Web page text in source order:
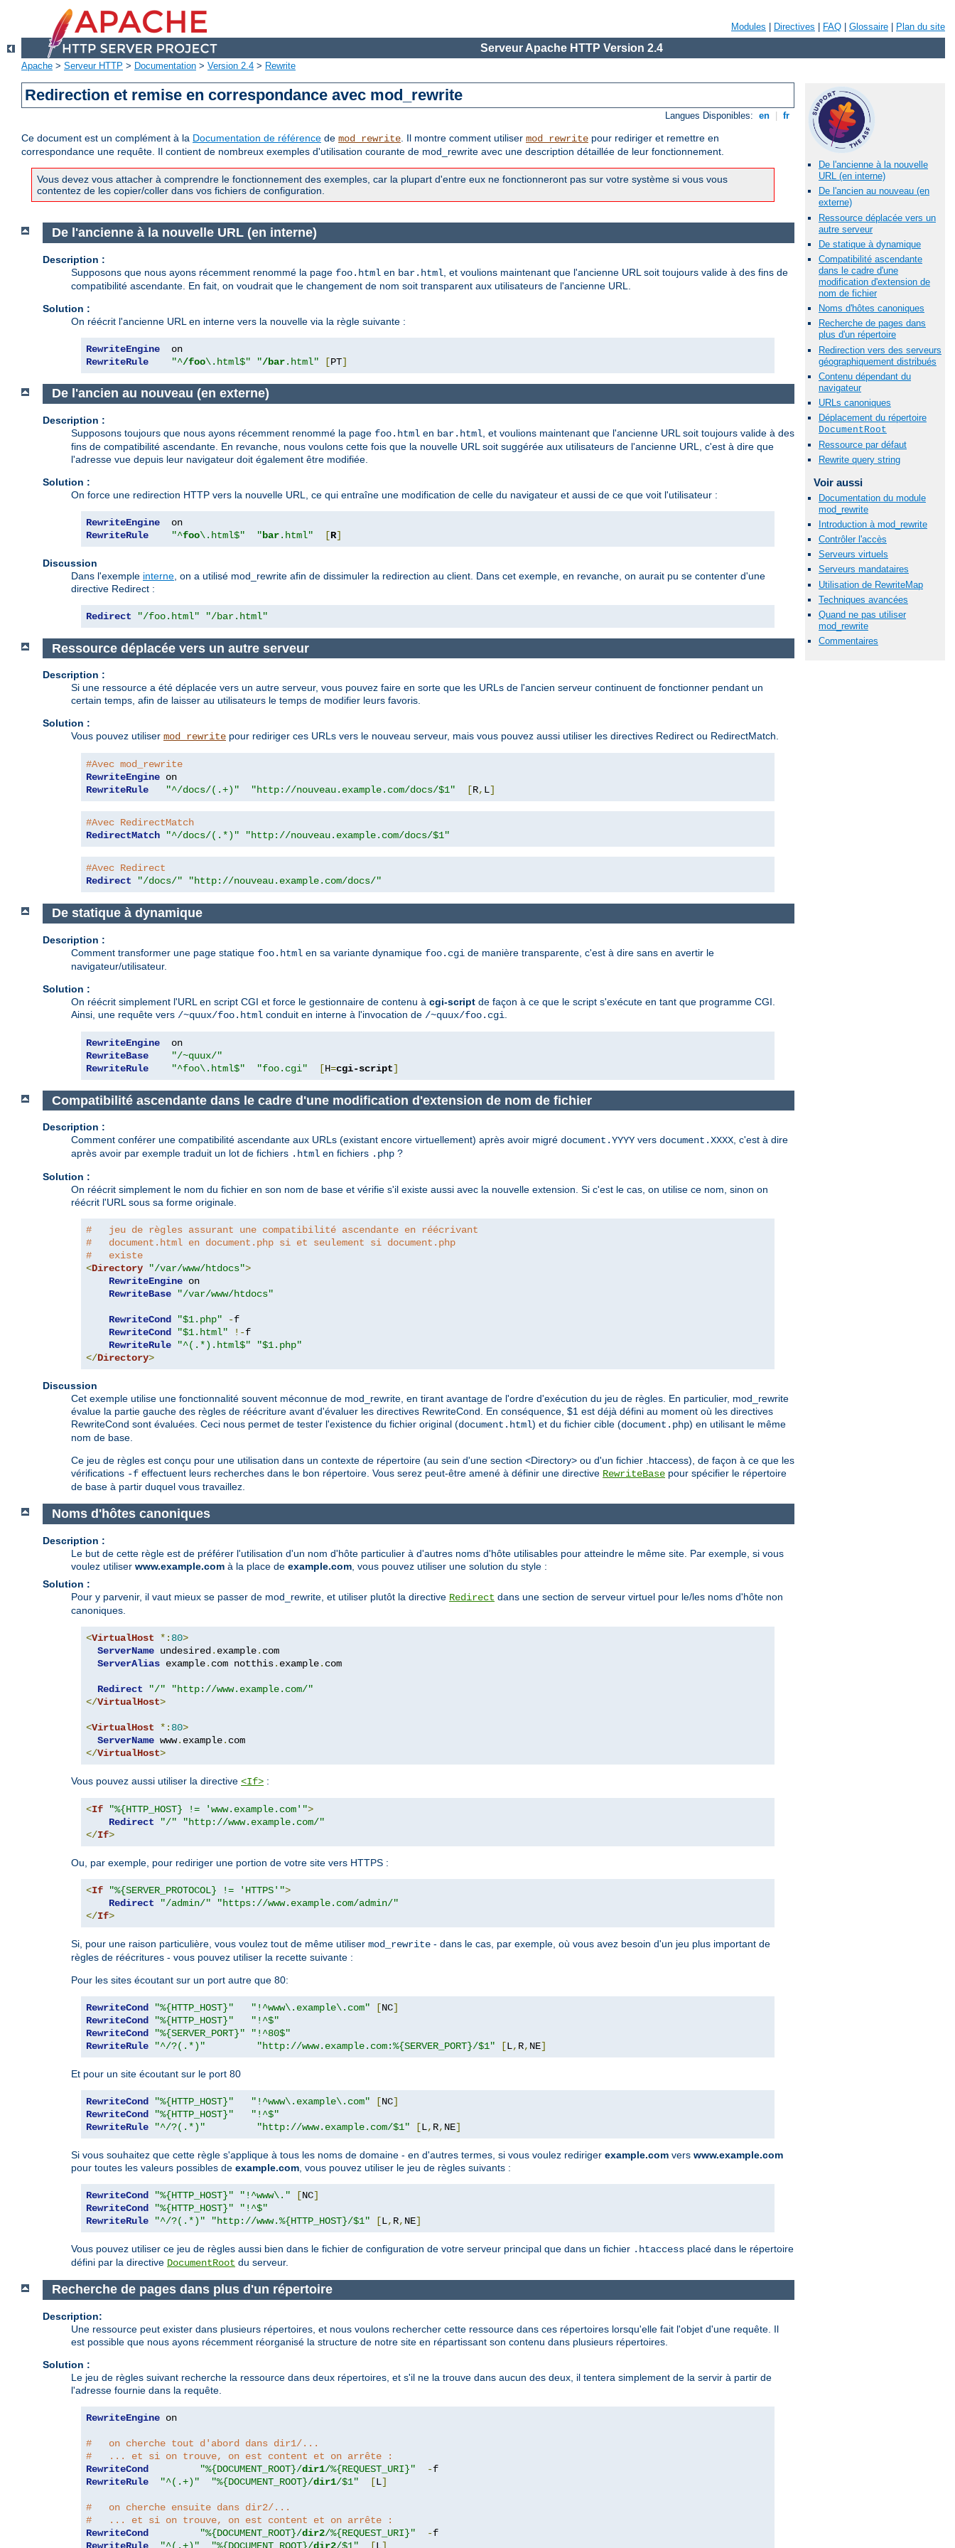
Modules Directives FAQ Glossaire Plan du site
Serveur Apache HTTP Version 2.4
Apache > Serveur HTTP > Documentation > Version 2.4 > Rewrite
Redirection et remise en correspondance avec mod_rewrite
Langues Disponibles: en fr
Ce document est un complément à la Documentation de référence de mod_rewrite. Il montre comment utiliser mod_rewrite pour rediriger et remettre en
correspondance une requête. Il contient de nombreux exemples d'utilisation courante de mod_rewrite avec une description détaillée de leur fonctionnement.
Vous devez vous attacher à comprendre le fonctionnement des exemples, car la plupart d'entre eux ne fonctionneront pas sur votre système si vous vous
contentez de les copier/coller dans vos fichiers de configuration.
De l'ancienne à la nouvelle
URL (en interne)
De l'ancien au nouveau (en
externe)
Ressource déplacée vers un
autre serveur
De statique à dynamique
Compatibilité ascendante
dans le cadre d'une
modification d'extension de
nom de fichier
Noms d'hôtes canoniques
Recherche de pages dans
plus d'un répertoire
Redirection vers des serveurs
géographiquement distribués
Contenu dépendant du
navigateur
URLs canoniques
Déplacement du répertoire
DocumentRoot
Ressource par défaut
Rewrite query string
Voir aussi
Documentation du module
mod_rewrite
Introduction à mod_rewrite
Contrôler l'accès
Serveurs virtuels
Serveurs mandataires
Utilisation de RewriteMap
Techniques avancées
Quand ne pas utiliser
mod_rewrite
Commentaires
De l'ancienne à la nouvelle URL (en interne)
Description :
Supposons que nous ayons récemment renommé la page foo.html en bar.html , et voulions maintenant que l'ancienne URL soit toujours valide à des fins de
compatibilité ascendante. En fait, on voudrait que le changement de nom soit transparent aux utilisateurs de l'ancienne URL.
Solution :
On réécrit l'ancienne URL en interne vers la nouvelle via la règle suivante :
RewriteEngine
RewriteRule
"^/foo\.html$" "/bar.html" [PT]
De l'ancien au nouveau (en externe)
Description :
Supposons toujours que nous ayons récemment renommé la page foo.html en bar.html , et voulions maintenant que l'ancienne URL soit toujours valide à des
fins de compatibilité ascendante. En revanche, nous voulons cette fois que la nouvelle URL soit suggérée aux utilisateurs de l'ancienne URL, c'est à dire que
l'adresse vue depuis leur navigateur doit également être modifiée.
Solution :
On force une redirection HTTP vers la nouvelle URL, ce qui entraîne une modification de celle du navigateur et aussi de ce que voit l'utilisateur :
RewriteEngine
RewriteRule
"^foo\.html$" "bar.html" [R]
Discussion
Dans l'exemple interne , on a utilisé mod_rewrite afin de dissimuler la redirection au client. Dans cet exemple, en revanche, on aurait pu se contenter d'une
directive Redirect :
Redirect "/foo.html" "/bar.html"
Ressource déplacée vers un autre serveur
Description :
Si une ressource a été déplacée vers un autre serveur, vous pouvez faire en sorte que les URLs de l'ancien serveur continuent de fonctionner pendant un
certain temps, afin de laisser au utilisateurs le temps de modifier leurs favoris.
Solution :
Vous pouvez utiliser mod_rewrite pour rediriger ces URLs vers le nouveau serveur, mais vous pouvez aussi utiliser les directives Redirect ou RedirectMatch.
#Avec mod_rewrite
RewriteEngine
RewriteRule
"^/docs/(.+)" "http://nouveau.example.com/docs/$1" [R, L]
#Avec RedirectMatch
RedirectMatch
"^/docs/(.*)" "http://nouveau.example.com/docs/$1"
#Avec Redirect
Redirect
"/docs/" "http://nouveau.example.com/docs/"
De statique à dynamique
Description :
Comment transformer une page statique foo.html en sa variante dynamique foo.cgi de manière transparente, c'est à dire sans en avertir le
navigateur/utilisateur.
Solution :
On réécrit simplement l'URL en script CGI et force le gestionnaire de contenu à cgi-script de façon à ce que le script s'exécute en tant que programme CGI.
Ainsi, une requête vers /~quux/foo.html conduit en interne à l'invocation de /~quux/foo.cgi
RewriteEngine
RewriteBase
"/~quux/"
RewriteRule
"^foo\.html$" "foo.cgi" [H=cgi-script]
Compatibilité ascendante dans le cadre d'une modification d'extension de nom de fichier
Description :
Comment conférer une compatibilité ascendante aux URLs (existant encore virtuellement) après avoir migré document.YYYY vers document.XXXX, c'est à dire
après avoir par exemple traduit un lot de fichiers .html en fichiers .php ?
Solution :
On réécrit simplement le nom du fichier en son nom de base et vérifie s'il existe aussi avec la nouvelle extension. Si c'est le cas, on utilise ce nom, sinon on
réécrit l'URL sous sa forme originale.
#   jeu de règles assurant une compatibilité ascendante en réécrivant
#   document.html en document.php si et seulement si document.php
#   existe
<Directory "/var/www/htdocs">
RewriteEngine on
RewriteBase
"/var/www/htdocs"
RewriteCond "$1.php" -f
RewriteCond
"$1.html" !-f
RewriteRule
"^(.*).html$"
"$1.php"
</Directory>
Discussion
Cet exemple utilise une fonctionnalité souvent méconnue de mod_rewrite, en tirant avantage de l'ordre d'exécution du jeu de règles. En particulier, mod_rewrite
évalue la partie gauche des règles de réécriture avant d'évaluer les directives RewriteCond. En conséquence, $1 est déjà défini au moment où les directives
RewriteCond sont évaluées. Ceci nous permet de tester l'existence du fichier original (document.html) et du fichier cible (document.php) en utilisant le même
nom de base.
Ce jeu de règles est conçu pour une utilisation dans un contexte de répertoire (au sein d'une section <Directory> ou d'un fichier .htaccess), de façon à ce que les
vérifications -f effectuent leurs recherches dans le bon répertoire. Vous serez peut-être amené à définir une directive RewriteBase pour spécifier le répertoire
de base à partir duquel vous travaillez.
Noms d'hôtes canoniques
Description :
Le but de cette règle est de préférer l'utilisation d'un nom d'hôte particulier à d'autres noms d'hôte utilisables pour atteindre le même site. Par exemple, si vous
voulez utiliser www.example.com à la place de example.com , vous pouvez utiliser une solution du style :
Solution :
Pour y parvenir, il vaut mieux se passer de mod_rewrite, et utiliser plutôt la directive Redirect dans une section de serveur virtuel pour le/les noms d'hôte non
canoniques.
<VirtualHost *: 80>
ServerName undesired . example. com
ServerAlias example. com notthis. example. com
Redirect "/"
"http://www.example.com/"
</VirtualHost>
<VirtualHost *: 80>
ServerName www. example.
</VirtualHost>
Vous pouvez aussi utiliser la directive <If> :
<If "%{HTTP_HOST} != 'www.example.com'">
Redirect
"/"
"http://www.example.com/"
</If>
Ou, par exemple, pour rediriger une portion de votre site vers HTTPS :
<If "%{SERVER_PROTOCOL} != 'HTTPS'">
Redirect
"/admin/"
"https://www.example.com/admin/"
</If>
Si, pour une raison particulière, vous voulez tout de même utiliser mod_rewrite - dans le cas, par exemple, où vous avez besoin d'un jeu plus important de
règles de réécritures - vous pouvez utiliser la recette suivante :
Pour les sites écoutant sur un port autre que 80:
RewriteCond "%{HTTP_HOST}" "!^www\.example\.com" [NC]
RewriteCond
"%{HTTP_HOST}"
"!^$"
RewriteCond
"%{SERVER_PORT}"
"!^80$"
RewriteRule
"^/?(.*)" "http://www.example.com:%{SERVER_PORT}/$1" [L, R, NE]
Et pour un site écoutant sur le port 80
RewriteCond "%{HTTP_HOST}" "!^www\.example\.com" [NC]
RewriteCond
"%{HTTP_HOST}"
"!^$"
RewriteRule
"^/?(.*)" "http://www.example.com/$1" [L, R, NE]
Si vous souhaitez que cette règle s'applique à tous les noms de domaine - en d'autres termes, si vous voulez rediriger example.com vers www.example.com
pour toutes les valeurs possibles de example.com , vous pouvez utiliser le jeu de règles suivants :
RewriteCond "%{HTTP_HOST}" "!^www\." [NC]
RewriteCond
"%{HTTP_HOST}"
"!^$"
RewriteRule
"^/?(.*)" "http://www.%{HTTP_HOST}/$1" [L, R, NE]
Vous pouvez utiliser ce jeu de règles aussi bien dans le fichier de configuration de votre serveur principal que dans un fichier .htaccess placé dans le répertoire
défini par la directive DocumentRoot du serveur.
Recherche de pages dans plus d'un répertoire
Description:
Une ressource peut exister dans plusieurs répertoires, et nous voulons rechercher cette ressource dans ces répertoires lorsqu'elle fait l'objet d'une requête. Il
est possible que nous ayons récemment réorganisé la structure de notre site en répartissant son contenu dans plusieurs répertoires.
Solution :
Le jeu de règles suivant recherche la ressource dans deux répertoires, et s'il ne la trouve dans aucun des deux, il tentera simplement de la servir à partir de
l'adresse fournie dans la requête.
RewriteEngine on
#   on cherche tout d'abord dans dir1/...
#   ... et si on trouve, on est content et on arrête :
RewriteCond
"%{DOCUMENT_ROOT}/dir1/%{REQUEST_URI}" -
RewriteRule
"^(.+)" "%{DOCUMENT_ROOT}/dir1/$1" [L]
#   on cherche ensuite dans dir2/...
#   ... et si on trouve, on est content et on arrête :
RewriteCond
"%{DOCUMENT_ROOT}/dir2/%{REQUEST_URI}" -